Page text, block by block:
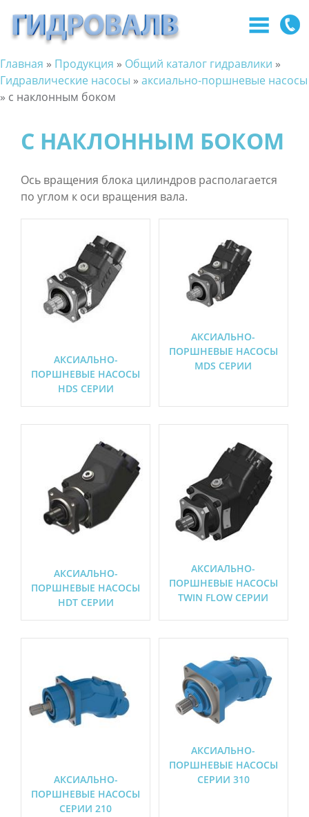
Перейти
к
содержанию
Вы
здесь
Главная » Продукция » Общий каталог гидравлики »
Гидравлические насосы » аксиально-поршневые насосы
» c наклонным боком
C НАКЛОННЫМ БОКОМ
Ось вращения блока цилиндров располагается
по углом к оси вращения вала.
АКСИАЛЬНО-
ПОРШНЕВЫЕ НАСОСЫ
HDS СЕРИИ
АКСИАЛЬНО-
ПОРШНЕВЫЕ НАСОСЫ
MDS СЕРИИ
АКСИАЛЬНО-
ПОРШНЕВЫЕ НАСОСЫ
HDT СЕРИИ
АКСИАЛЬНО-
ПОРШНЕВЫЕ НАСОСЫ
TWIN FLOW СЕРИИ
АКСИАЛЬНО-
ПОРШНЕВЫЕ НАСОСЫ
СЕРИИ 210
АКСИАЛЬНО-
ПОРШНЕВЫЕ НАСОСЫ
СЕРИИ 310